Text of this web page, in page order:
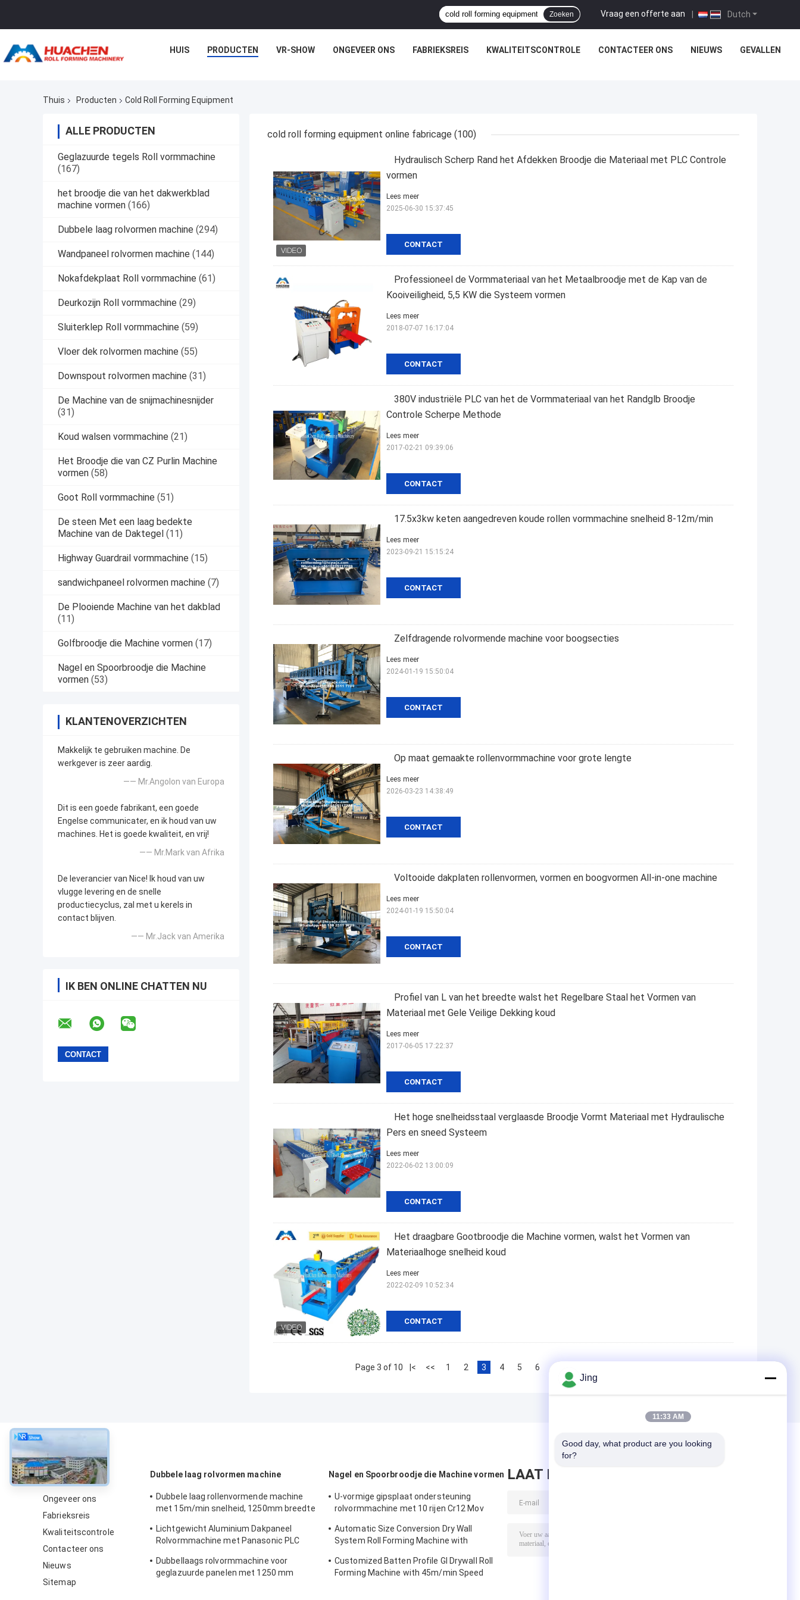
Dutch
Vraag een offerte aan |
Zoeken
HUIS PRODUCTEN VR-SHOW ONGEVEER ONS FABRIEKSREIS KWALITEITSCONTROLE CONTACTEER ONS NIEUWS GEVALLEN
Thuis Producten Cold Roll Forming Equipment
ALLE PRODUCTEN
Geglazuurde tegels Roll vormmachine
(167)
het broodje die van het dakwerkblad
machine vormen (166)
Dubbele laag rolvormen machine (294)
Wandpaneel rolvormen machine (144)
Nokafdekplaat Roll vormmachine (61)
Deurkozijn Roll vormmachine (29)
Sluiterklep Roll vormmachine (59)
Vloer dek rolvormen machine (55)
Downspout rolvormen machine (31)
De Machine van de snijmachinesnijder
(31)
Koud walsen vormmachine (21)
Het Broodje die van CZ Purlin Machine
vormen (58)
Goot Roll vormmachine (51)
De steen Met een laag bedekte
Machine van de Daktegel (11)
Highway Guardrail vormmachine (15)
sandwichpaneel rolvormen machine (7)
De Plooiende Machine van het dakblad
(11)
Golfbroodje die Machine vormen (17)
Nagel en Spoorbroodje die Machine
vormen (53)
KLANTENOVERZICHTEN
Makkelijk te gebruiken machine. De
werkgever is zeer aardig.
—— Mr.Angolon van Europa
Dit is een goede fabrikant, een goede
Engelse communicater, en ik houd van uw
machines. Het is goede kwaliteit, en vrij!
—— Mr.Mark van Afrika
De leverancier van Nice! Ik houd van uw
vlugge levering en de snelle
productiecyclus, zal met u kerels in
contact blijven.
—— Mr.Jack van Amerika
IK BEN ONLINE CHATTEN NU
cold roll forming equipment online fabricage (100)
Hydraulisch Scherp Rand het Afdekken Broodje die Materiaal met PLC Controle
vormen
CONTACT
Lees meer
2025-06-30 15:37:45
Professioneel de Vormmateriaal van het Metaalbroodje met de Kap van de
Kooiveiligheid, 5,5 KW die Systeem vormen
CONTACT
Lees meer
2018-07-07 16:17:04
380V industriële PLC van het de Vormmateriaal van het Randglb Broodje
Controle Scherpe Methode
CONTACT
Lees meer
2017-02-21 09:39:06
17.5x3kw keten aangedreven koude rollen vormmachine snelheid 8-12m/min
CONTACT
Lees meer
2023-09-21 15:15:24
Zelfdragende rolvormende machine voor boogsecties
CONTACT
Lees meer
2024-01-19 15:50:04
Op maat gemaakte rollenvormmachine voor grote lengte
CONTACT
Lees meer
2026-03-23 14:38:49
Voltooide dakplaten rollenvormen, vormen en boogvormen All-in-one machine
CONTACT
Lees meer
2024-01-19 15:50:04
Profiel van L van het breedte walst het Regelbare Staal het Vormen van
Materiaal met Gele Veilige Dekking koud
CONTACT
Lees meer
2017-06-05 17:22:37
Het hoge snelheidsstaal verglaasde Broodje Vormt Materiaal met Hydraulische
Pers en sneed Systeem
CONTACT
Lees meer
2022-06-02 13:00:09
Het draagbare Gootbroodje die Machine vormen, walst het Vormen van
Materiaalhoge snelheid koud
CONTACT
Lees meer
2022-02-09 10:52:34
Page 3 of 10 |< << 1 2 3 4 5 6
Over
Ongeveer ons
Fabrieksreis
Kwaliteitscontrole
Contacteer ons
Nieuws
Sitemap
Dubbele laag rolvormen machine
Dubbele laag rollenvormende machine
met 15m/min snelheid, 1250mm breedte
dakbedekking
Lichtgewicht Aluminium Dakpaneel
Rolvormmachine met Panasonic PLC
Dubbellaags rolvormmachine voor
geglazuurde panelen met 1250 mm
Nagel en Spoorbroodje die Machine vormen
U-vormige gipsplaat ondersteuning
rolvormmachine met 10 rijen Cr12 Mov
Automatic Size Conversion Dry Wall
System Roll Forming Machine with
Interface
Customized Batten Profile GI Drywall Roll
Forming Machine with 45m/min Speed
LAAT BERICHT ACHTER
Jing
11:33 AM
Good day, what product are you looking
for?